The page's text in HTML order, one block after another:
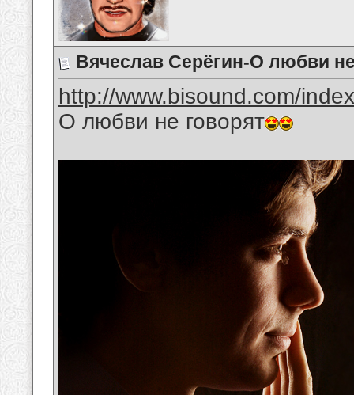
Вячеслав Серёгин-О любви
http://www.bisound.com/
О любви не говорят